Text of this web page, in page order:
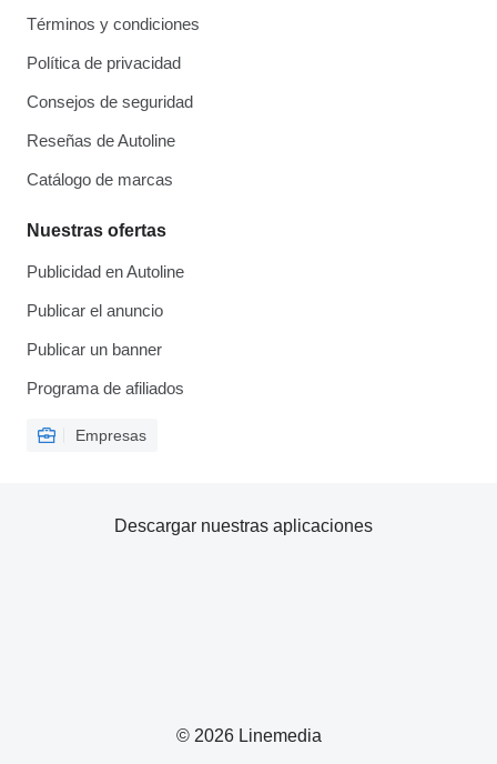
Términos y condiciones
Política de privacidad
Consejos de seguridad
Reseñas de Autoline
Catálogo de marcas
Nuestras ofertas
Publicidad en Autoline
Publicar el anuncio
Publicar un banner
Programa de afiliados
Empresas
© 2026 Linemedia
Descargar nuestras aplicaciones